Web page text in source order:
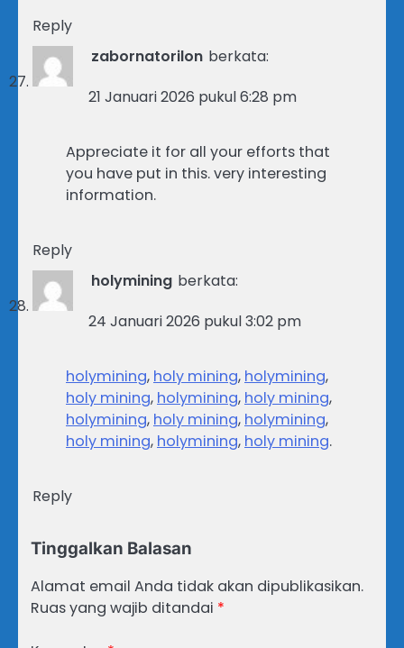
Reply
zabornatorilon berkata:
21 Januari 2026 pukul 6:28 pm
Appreciate it for all your efforts that
you have put in this. very interesting
information.
Reply
holymining berkata:
24 Januari 2026 pukul 3:02 pm
holymining, holy mining, holymining,
holy mining, holymining, holy mining,
holymining, holy mining, holymining,
holy mining, holymining, holy mining.
Reply
Tinggalkan Balasan
Alamat email Anda tidak akan dipublikasikan.
Ruas yang wajib ditandai *